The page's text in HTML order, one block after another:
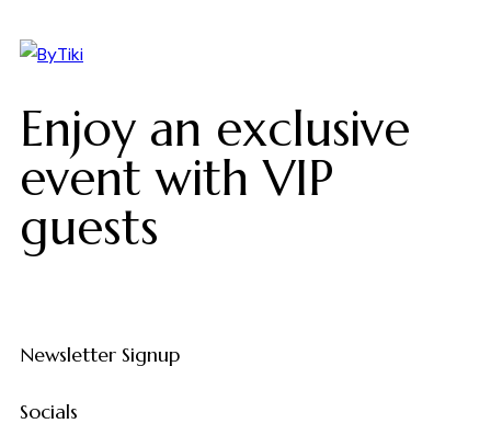
Enjoy an exclusive
event with VIP
guests
Newsletter Signup
Socials